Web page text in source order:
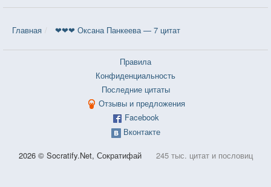
Главная ❤❤❤ Оксана Панкеева — 7 цитат
Правила
Конфиденциальность
Последние цитаты
Отзывы и предложения
Facebook
Вконтакте
2026 © Socratify.Net, Сократифай 245 тыс. цитат и пословиц